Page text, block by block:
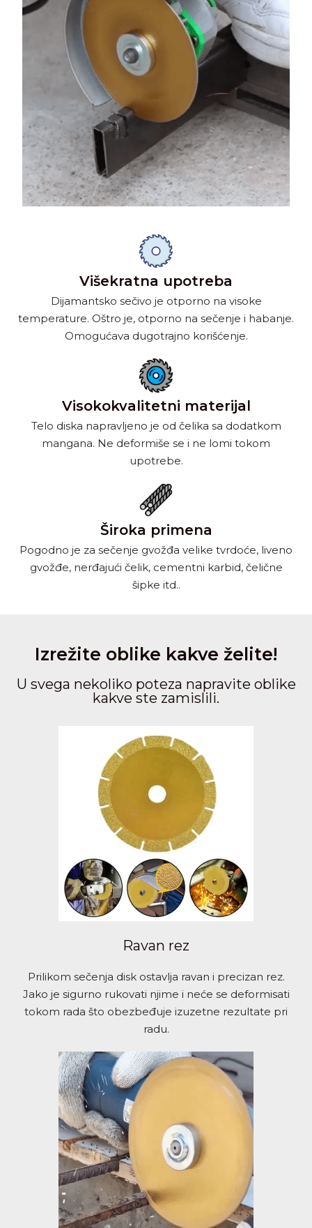
Višekratna upotreba
Dijamantsko sečivo je otporno na visoke
temperature. Oštro je, otporno na sečenje i habanje.
Omogućava dugotrajno korišćenje.
Visokokvalitetni materijal
Telo diska napravljeno je od čelika sa dodatkom
mangana. Ne deformiše se i ne lomi tokom
upotrebe.
Široka primena
Pogodno je za sečenje gvožđa velike tvrdoće, liveno
gvožđe, nerđajući čelik, cementni karbid, čelične
šipke itd..
Izrežite oblike kakve želite!
U svega nekoliko poteza napravite oblike
kakve ste zamislili.
Ravan rez
Prilikom sečenja disk ostavlja ravan i precizan rez.
Jako je sigurno rukovati njime i neće se deformisati
tokom rada što obezbeđuje izuzetne rezultate pri
radu.